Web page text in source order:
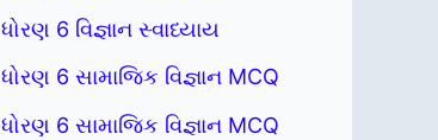
ધોરણ 6 વિજ્ઞાન સ્વાધ્યાય
ધોરણ 6 સામાજિક વિજ્ઞાન MCQ
ધોરણ 6 સામાજિક વિજ્ઞાન MCQ